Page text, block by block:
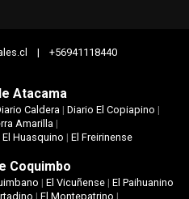
| +56941118440
Atacama
Caldera| Diario El Copiapino |
Amarilla|
El Huasquino | El Freirinense
Coquimbo
| El Vicuñense| El Paihuanino
| El Montepatrino |